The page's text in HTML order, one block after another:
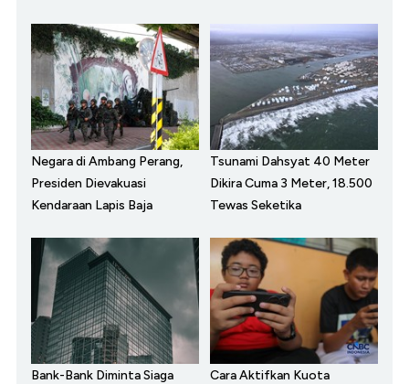
Negara di Ambang Perang,
Presiden Dievakuasi
Kendaraan Lapis Baja
Tsunami Dahsyat 40 Meter
Dikira Cuma 3 Meter, 18.500
Tewas Seketika
Bank-Bank Diminta Siaga
Cara Aktifkan Kuota